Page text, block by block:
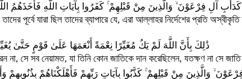
كَدَأْبِ آلِ فِرْعَوْنَ ۙ وَالَّذِينَ مِنْ قَبْلِهِمْ ۚ كَفَرُوا بِآيَاتِ اللَّهِ فَأَخَذَهُمُ
পূর্বে যারা ছিল তাদের ব্যাপারে যে, এরা আল্লাহর নির্দেশের প্রতি
ذَٰلِكَ بِأَنَّ اللَّهَ لَمْ يَكُ مُغَيِّرًا نِعْمَةً أَنْعَمَهَا عَلَىٰ قَوْمٍ حَتَّىٰ
সে সব নেয়ামত, যা তিনি কোন জাতিকে দান করেছিলেন, যতক্ষণ না সে
وَالَّذِينَ مِنْ قَبْلِهِمْ ۚ كَذَّبُوا بِآيَاتِ رَبِّهِمْ فَأَهْلَكْنَاهُمْ بِذُنُوبِهِمْ